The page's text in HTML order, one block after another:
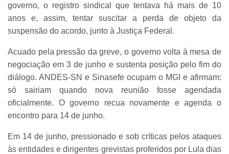
governo, o registro sindical que tentava há mais de 10
anos e, assim, tentar suscitar a perda de objeto da
suspensão do acordo, junto à Justiça Federal.
Acuado pela pressão da greve, o governo volta à mesa de
negociação em 3 de junho e sustenta posição pelo fim do
diálogo. ANDES-SN e Sinasefe ocupam o MGI e afirmam:
só sairiam quando nova reunião fosse agendada
oficialmente. O governo recua novamente e agenda o
encontro para 14 de junho.
Em 14 de junho, pressionado e sob críticas pelos ataques
às entidades e dirigentes grevistas proferidos por Lula dias